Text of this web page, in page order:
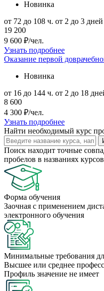
Новинка
от 72 до 108 ч. от 2 до 3 дней
19 200
9 600 ₽/чел.
Узнать подробнее
Оказание первой
Новинка
от 16 до 144 ч. от 2 до 18
8 600
4 300 ₽/чел.
Узнать подробнее
Найти необходимый курс
Поиск находит точные
пробелов в названиях
Форма обучения
Заочная с применением
электронного обучения
Минимальные требования
Высшее или среднее
Профиль значение не имеет